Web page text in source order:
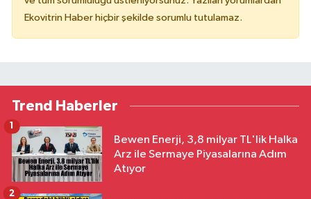
Ekovitrin Haber hiçbir şekilde sorumlu tutulamaz.
Trend Haberler
Bewen Enerji, 3,8 milyar TL'lik Halka
Arz ile Sermaye Piyasalarına Adım
Atıyor
1
2